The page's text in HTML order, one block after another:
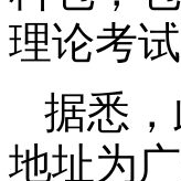
理论考
据悉
地址为